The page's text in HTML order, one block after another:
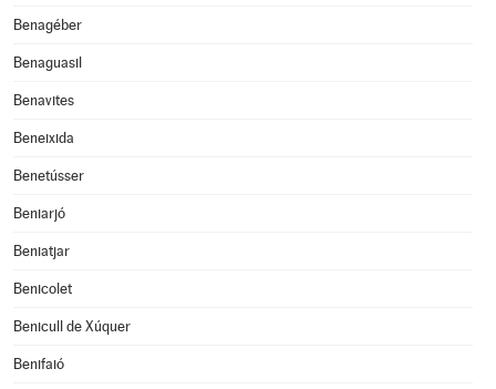
Benagéber
Benaguasil
Benavites
Beneixida
Benetússer
Beniarjó
Beniatjar
Benicolet
Benicull de Xúquer
Benifaió